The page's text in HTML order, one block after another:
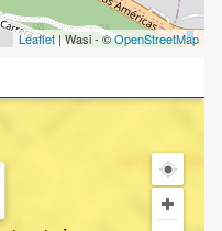
Leaflet | Wasi - ©OpenStreetMap